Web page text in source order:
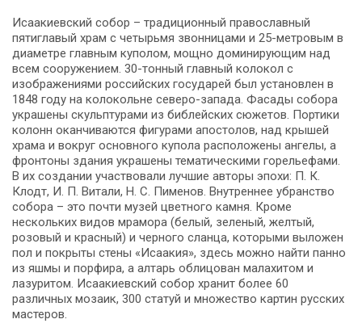
Исаакиевский собор – традиционный православный
пятиглавый храм с четырьмя звонницами и 25-метровым в
диаметре главным куполом, мощно доминирующим над
всем сооружением. 30-тонный главный колокол с
изображениями российских государей был установлен в
1848 году на колокольне северо-запада. Фасады собора
украшены скульптурами из библейских сюжетов. Портики
колонн оканчиваются фигурами апостолов, над крышей
храма и вокруг основного купола расположены ангелы, а
фронтоны здания украшены тематическими горельефами.
В их создании участвовали лучшие авторы эпохи: П. К.
Клодт, И. П. Витали, Н. С. Пименов. Внутреннее убранство
собора – это почти музей цветного камня. Кроме
нескольких видов мрамора (белый, зеленый, желтый,
розовый и красный) и черного сланца, которыми выложен
пол и покрыты стены «Исаакия», здесь можно найти панно
из яшмы и порфира, а алтарь облицован малахитом и
лазуритом. Исаакиевский собор хранит более 60
различных мозаик, 300 статуй и множество картин русских
мастеров.